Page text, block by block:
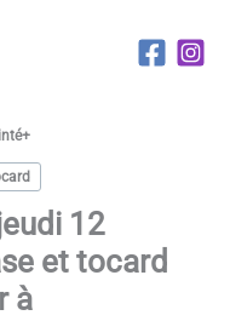
12
et tocard
à